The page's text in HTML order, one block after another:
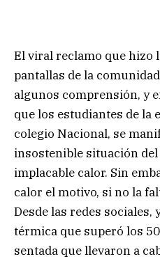
El viral reclamo que hizo
pantallas de la
algunos comprensión, y
que los estudiantes de la
colegio Nacional, se
insostenible situación del
implacable calor. Sin
calor el motivo, si no la
Desde las redes
térmica que superó los
sentada que llevaron a